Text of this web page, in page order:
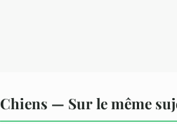
Chiens — Sur le même